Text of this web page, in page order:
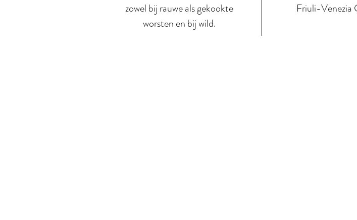
zowel bij rauwe als gekookte
worsten en bij wild.
Friuli-Venezia